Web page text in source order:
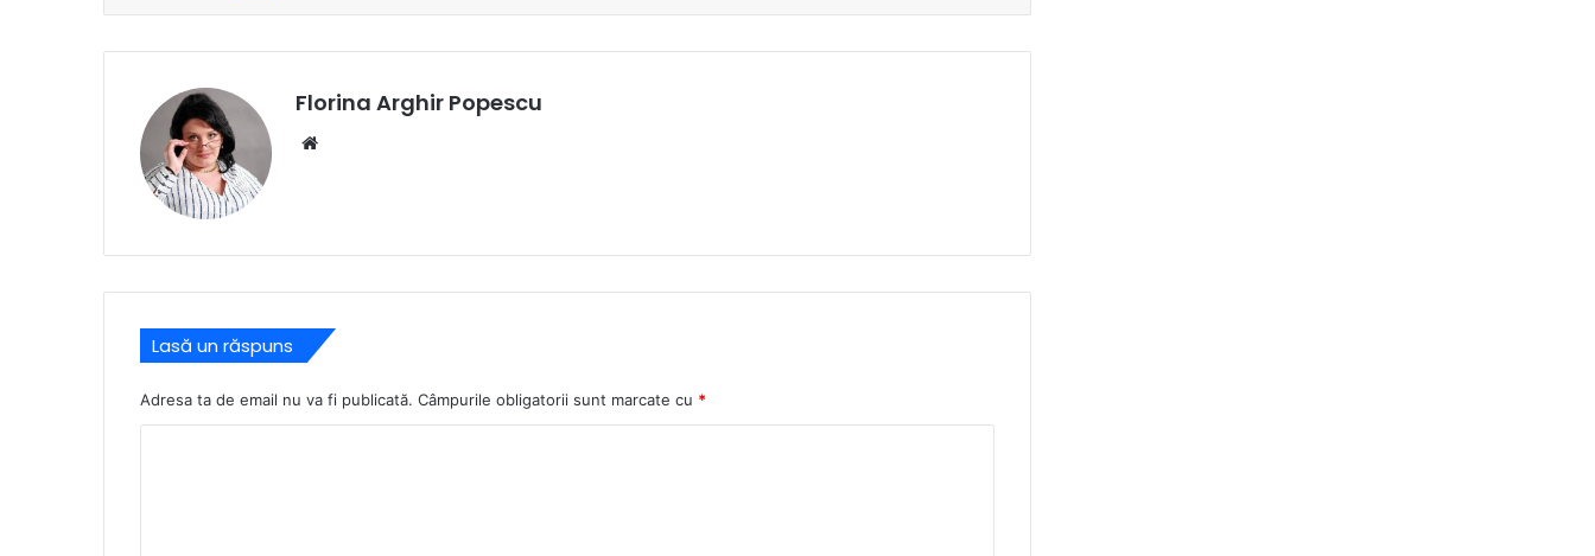
Florina Arghir Popescu
Lasă un răspuns
Adresa ta de email nu va fi publicată. Câmpurile obligatorii sunt marcate cu *